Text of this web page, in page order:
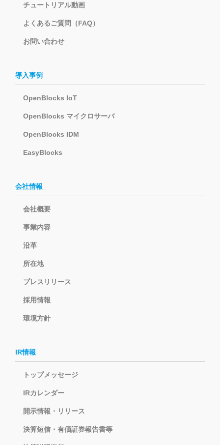
チュートリアル動画
よくあるご質問（FAQ）
お問い合わせ
導入事例
OpenBlocks IoT
OpenBlocks マイクロサーバ
OpenBlocks IDM
EasyBlocks
会社情報
会社概要
事業内容
沿革
所在地
プレスリリース
採用情報
環境方針
IR情報
トップメッセージ
IRカレンダー
開示情報・リリース
決算短信・有価証券報告書等